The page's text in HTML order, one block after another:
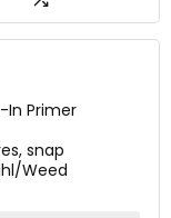
In Primer
snap
Weed